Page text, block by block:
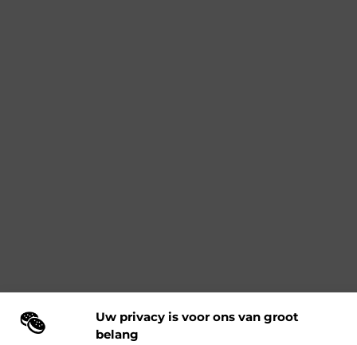
Uw privacy is voor ons van groot
belang